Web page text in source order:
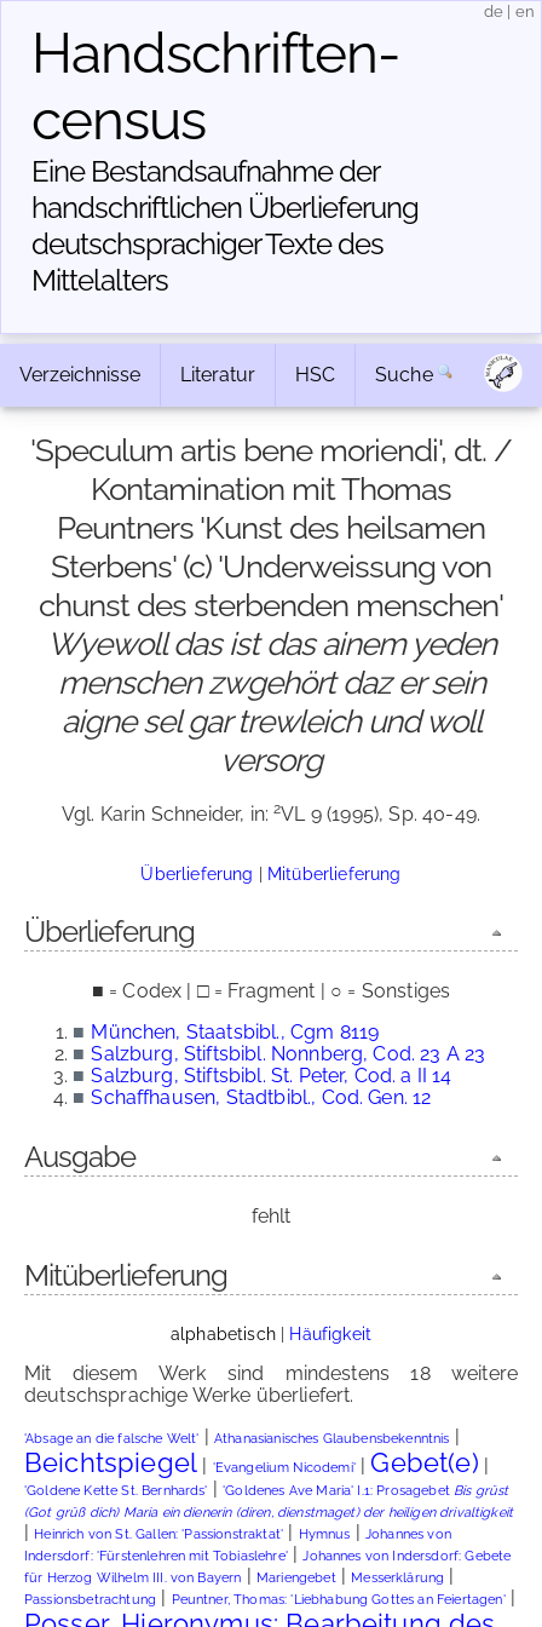
Handschriften­
census
Eine Bestandsaufnahme der
handschriftlichen Über­lieferung
deutschsprachiger Texte des
Mittelalters
de en
Verzeichnisse Literatur HSC Suche
'Speculum artis bene moriendi', dt. /
Kontamination mit Thomas
Peuntners 'Kunst des heilsamen
Sterbens' (c) 'Underweissung von
chunst des sterbenden menschen'
Wyewoll das ist das ainem yeden
menschen zwgehört daz er sein
aigne sel gar trewleich und woll
versorg
Vgl. Karin Schneider, in:2VL 9 (1995), Sp. 40-49.
Überlieferung | Mitüberlieferung
Überlieferung
■ = Codex | □ = Fragment | ○ = Sonstiges
■ München, Staatsbibl., Cgm 8119
■ Salzburg, Stiftsbibl. Nonnberg, Cod. 23 A 23
■ Salzburg, Stiftsbibl. St. Peter, Cod. a II 14
■ Schaffhausen, Stadtbibl., Cod. Gen. 12
Ausgabe
fehlt
Mitüberlieferung
alphabetisch| Häufigkeit
Mit diesem Werk sind mindestens 18 weitere
deutschsprachige Werke überliefert.
'Absage an die falsche Welt' | Athanasianisches Glaubensbekenntnis |
Beichtspiegel | 'Evangelium Nicodemi'| Gebet(e) |
'Goldene Kette St. Bernhards' |'Goldenes Ave Maria' I.1: Prosagebet Bis grüst
(Got grüß dich) Maria ein dienerin (diren, dienstmaget) der heiligen drivaltigkeit
| Heinrich von St. Gallen: 'Passionstraktat' | Hymnus | Johannes von
Indersdorf: 'Fürstenlehren mit Tobiaslehre'|Johannes von Indersdorf: Gebete
für Herzog Wilhelm III. von Bayern | Mariengebet| Messerklärung |
Passionsbetrachtung | Peuntner, Thomas: 'Liebhabung Gottes an Feiertagen'|